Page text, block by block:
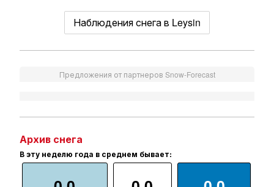
Наблюдения снега в Leysin
Предложения от партнеров Snow-Forecast
Архив снега
В эту неделю года в среднем бывает: